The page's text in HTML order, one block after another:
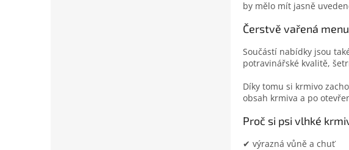
by mělo mít jasně
Čerstvě vařená
Součástí nabídky jsou
potravinářské kvalitě,
Díky tomu si krmivo
obsah krmiva a po
Proč si psi vlhké
✔ výrazná vůně a chuť